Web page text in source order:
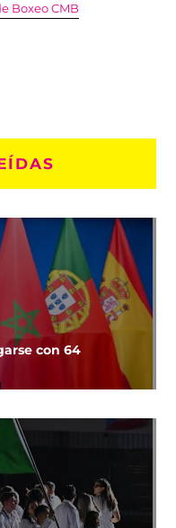
Boxeo CMB
con 64